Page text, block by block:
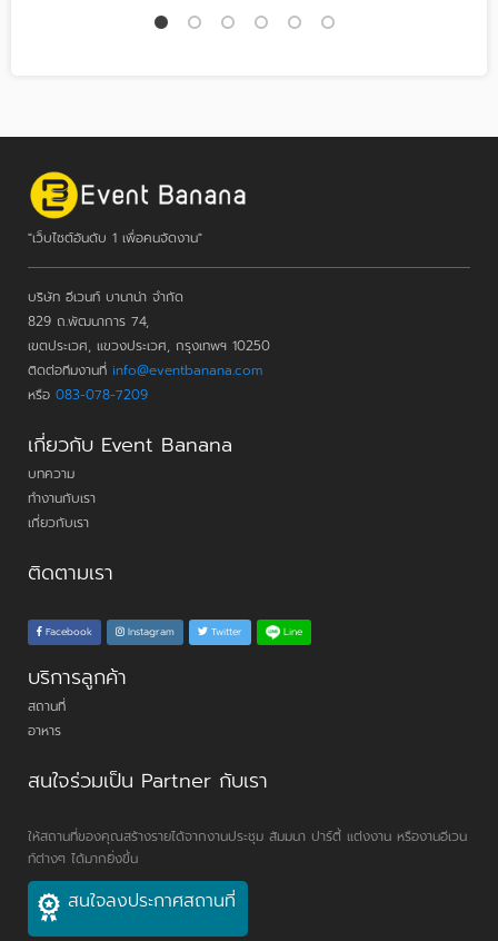
"เว็บไซต์อันดับ 1 เพื่อคนจัดงาน"
บริษัท อีเวนท์ บานาน่า จำกัด
829 ถ.พัฒนาการ 74,
เขตประเวศ, แขวงประเวศ, กรุงเทพฯ 10250
ติดต่อทีมงานที่ info@eventbanana.com
หรือ 083-078-7209
เกี่ยวกับ Event Banana
บทความ
ทำงานกับเรา
เกี่ยวกับเรา
ติดตามเรา
Facebook Instagram Twitter Line
บริการลูกค้า
สถานที่
อาหาร
สนใจร่วมเป็น Partner กับเรา
ให้สถานที่ของคุณสร้างรายได้จากงานประชุม สัมมนา ปาร์ตี้ แต่งงาน หรืองานอีเวน
ท์ต่างๆ ได้มากยิ่งขึ้น
สนใจลงประกาศสถานที่